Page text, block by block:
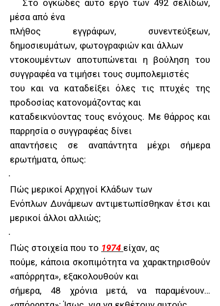
Στο ογκώδες αυτό έργο των 492 σελίδων,
μέσα από ένα
πλήθος εγγράφων, συνεντεύξεων,
δημοσιευμάτων, φωτογραφιών και άλλων
ντοκουμέντων αποτυπώνεται η βούληση του
συγγραφέα να τιμήσει τους συμπολεμιστές
του και να καταδείξει όλες τις πτυχές της
προδοσίας κατονομάζοντας και
καταδεικνύοντας τους ενόχους. Με θάρρος και
παρρησία ο συγγραφέας δίνει
απαντήσεις σε αναπάντητα μέχρι σήμερα
ερωτήματα, όπως:
·
Πώς μερικοί Αρχηγοί Κλάδων των
Ενόπλων Δυνάμεων αντιμετωπίσθηκαν έτσι και
μερικοί άλλοι αλλιώς;
·
Πώς στοιχεία που το 1974 είχαν, ας
πούμε, κάποια σκοπιμότητα να χαρακτηρισθούν
«απόρρητα», εξακολουθούν και
σήμερα, 48 χρόνια μετά, να παραμένουν…